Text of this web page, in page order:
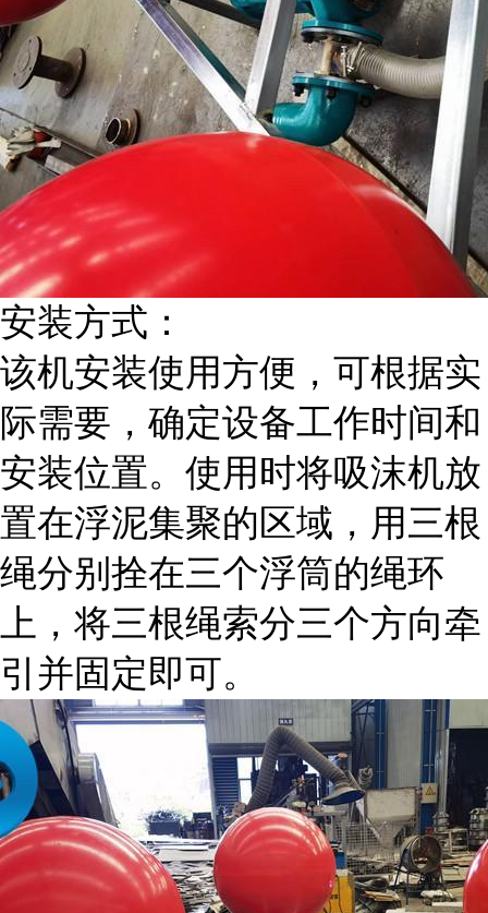
安装方式：
该机安装使用方便，可根据实
际需要，确定设备工作时间和
安装位置。使用时将吸沫机放
置在浮泥集聚的区域，用三根
绳分别拴在三个浮筒的绳环
上，将三根绳索分三个方向牵
引并固定即可。